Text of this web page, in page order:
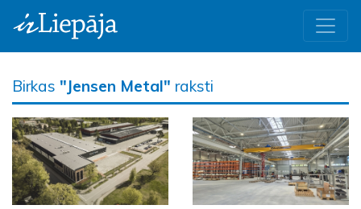
Birkas "Jensen Metal" raksti